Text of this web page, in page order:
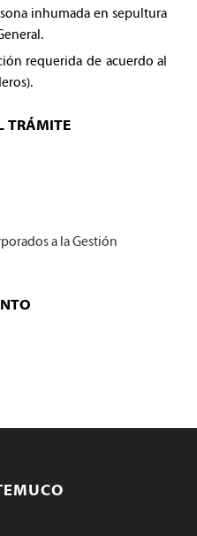
inhumada en sepultura
requerida de acuerdo al
TRÁMITE
a la Gestión